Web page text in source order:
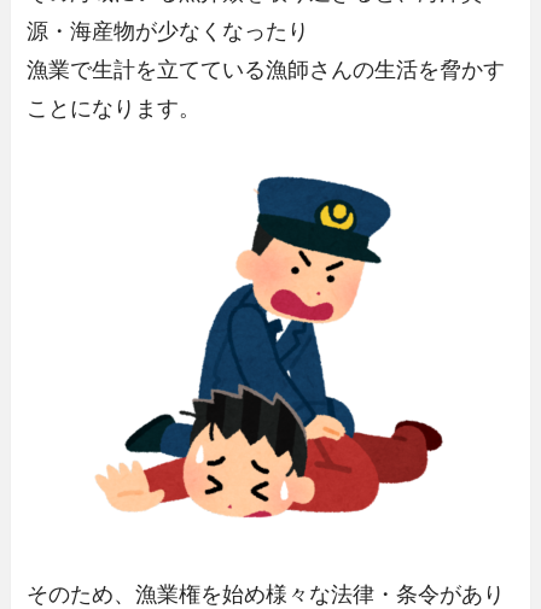
源・海産物が少なくなったり
漁業で生計を立てている漁師さんの生活を脅かす
ことになります。
そのため、漁業権を始め様々な法律・条令があり